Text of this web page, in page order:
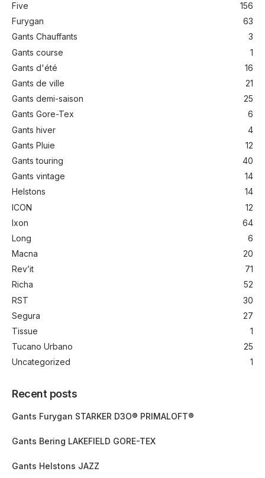
Five
156
Furygan
63
Gants Chauffants
3
Gants course
1
Gants d'été
16
Gants de ville
21
Gants demi-saison
25
Gants Gore-Tex
6
Gants hiver
4
Gants Pluie
12
Gants touring
40
Gants vintage
14
Helstons
14
ICON
12
Ixon
64
Long
6
Macna
20
Rev’it
71
Richa
52
RST
30
Segura
27
Tissue
1
Tucano Urbano
25
Uncategorized
1
Recent posts
Gants Furygan STARKER D3O® PRIMALOFT®
Gants Bering LAKEFIELD GORE-TEX
Gants Helstons JAZZ